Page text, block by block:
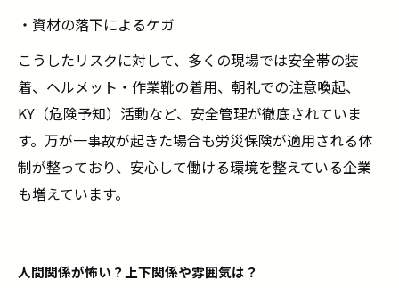
・資材の落下によるケガ
こうしたリスクに対して、多くの現場では安全帯の装
着、ヘルメット・作業靴の着用、朝礼での注意喚起、
KY（危険予知）活動など、安全管理が徹底されていま
す。万が一事故が起きた場合も労災保険が適用される体
制が整っており、安心して働ける環境を整えている企業
も増えています。
人間関係が怖い？上下関係や雰囲気は？